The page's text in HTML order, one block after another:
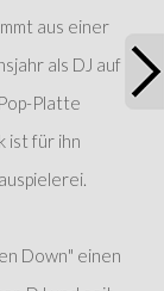
aus einer
als DJ auf
Platte
ist für ihn
Down" einen